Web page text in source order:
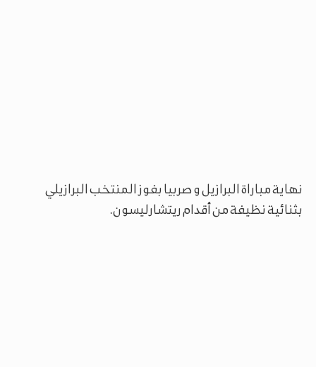
نهاية مباراة البرازيل و صربيا بفوز المنتخب البرازيلي
بثنائية نظيفة من أقدام ريتشارليسون.